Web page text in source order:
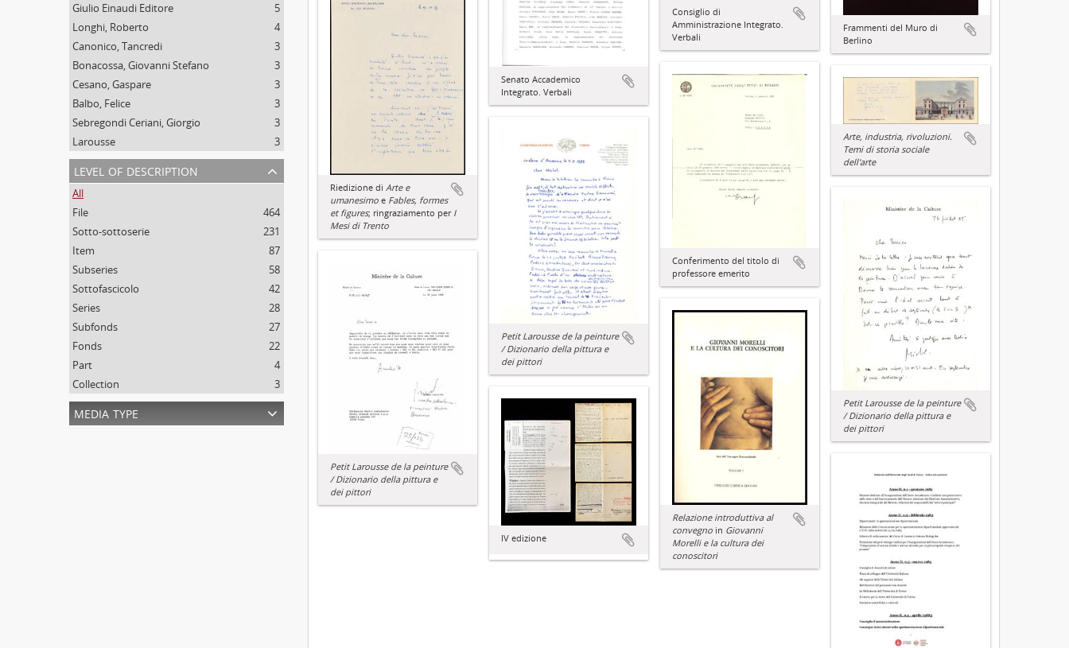
Giulio Einaudi Editore
5
Longhi, Roberto
4
Canonico, Tancredi
3
Bonacossa, Giovanni Stefano
3
Cesano, Gaspare
3
Balbo, Felice
3
Sebregondi Ceriani, Giorgio
3
Larousse
3
level of description
All
File
464
Sotto-sottoserie
231
Item
87
Subseries
58
Sottofascicolo
42
Series
28
Subfonds
27
Fonds
22
Part
4
Collection
3
media type
Consiglio di
Amministrazione Integrato.
Verbali
Senato Accademico
Integrato. Verbali
Frammenti del Muro di
Berlino
Riedizione di Arte e
umanesimo e Fables, formes
et figures; ringraziamento per I
Mesi di Trento
Conferimento del titolo di
professore emerito
Arte, industria, rivoluzioni.
Temi di storia sociale
dell'arte
Petit Larousse de la peinture
/ Dizionario della pittura e
dei pittori
Petit Larousse de la peinture
/ Dizionario della pittura e
dei pittori
Petit Larousse de la peinture
/ Dizionario della pittura e
dei pittori
Relazione introduttiva al
convegno in Giovanni
Morelli e la cultura dei
conoscitori
IV edizione